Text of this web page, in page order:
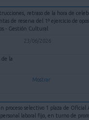
retraso de la hora de
de reserva del 1º ejercicio de
- Gestión Cultural
23/06/2026
Mostrar
proceso selectivo 1 plaza de
personal laboral fijo, en turno de